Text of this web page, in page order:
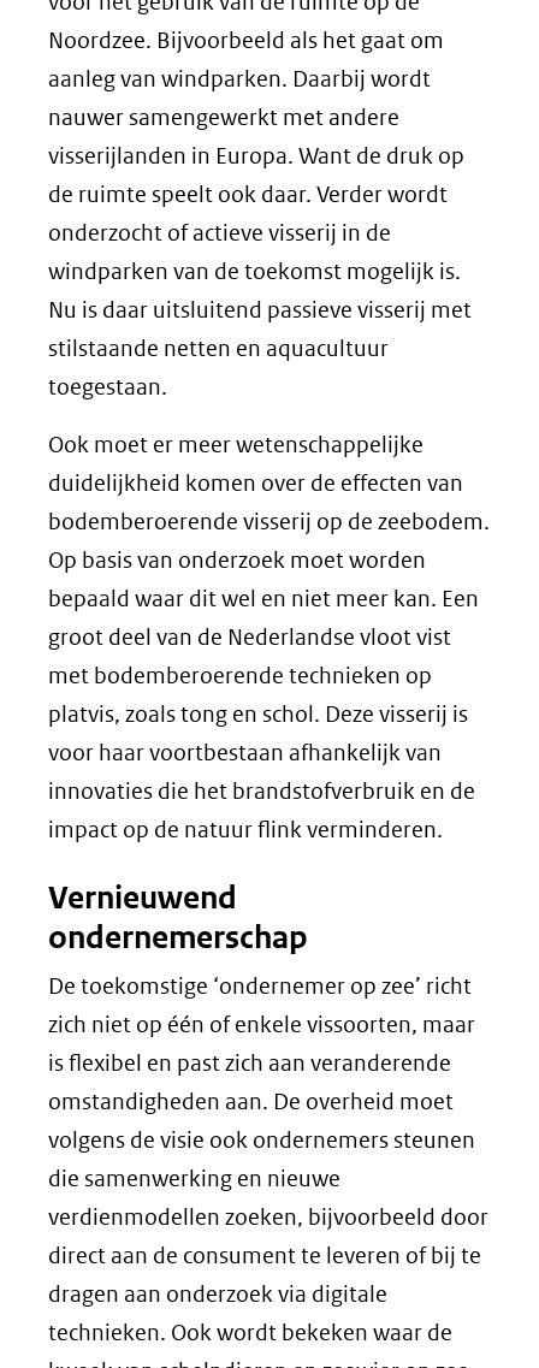
Noordzee. Bijvoorbeeld als het gaat om
aanleg van windparken. Daarbij wordt
nauwer samengewerkt met andere
visserijlanden in Europa. Want de druk op
de ruimte speelt ook daar. Verder wordt
onderzocht of actieve visserij in de
windparken van de toekomst mogelijk is.
Nu is daar uitsluitend passieve visserij met
stilstaande netten en aquacultuur
toegestaan.
Ook moet er meer wetenschappelijke
duidelijkheid komen over de effecten van
bodemberoerende visserij op de zeebodem.
Op basis van onderzoek moet worden
bepaald waar dit wel en niet meer kan. Een
groot deel van de Nederlandse vloot vist
met bodemberoerende technieken op
platvis, zoals tong en schol. Deze visserij is
voor haar voortbestaan afhankelijk van
innovaties die het brandstofverbruik en de
impact op de natuur flink verminderen.
Vernieuwend
ondernemerschap
De toekomstige ‘ondernemer op zee’ richt
zich niet op één of enkele vissoorten, maar
is flexibel en past zich aan veranderende
omstandigheden aan. De overheid moet
volgens de visie ook ondernemers steunen
die samenwerking en nieuwe
verdienmodellen zoeken, bijvoorbeeld door
direct aan de consument te leveren of bij te
dragen aan onderzoek via digitale
technieken. Ook wordt bekeken waar de